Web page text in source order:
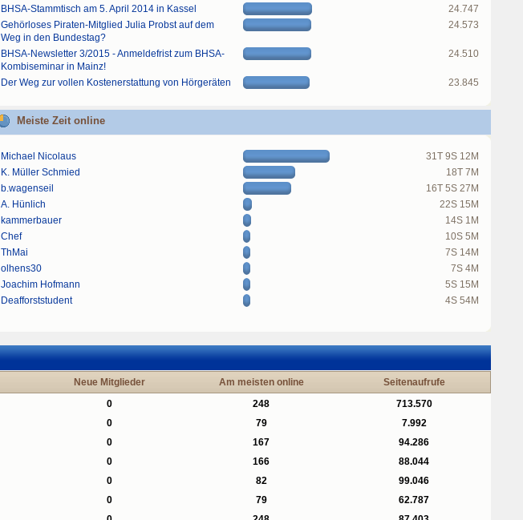
BHSA-Stammtisch am 5. April 2014 in Kassel
24.747
Gehörloses Piraten-Mitglied Julia Probst auf dem
Weg in den Bundestag?
24.573
BHSA-Newsletter 3/2015 - Anmeldefrist zum BHSA-
Kombiseminar in Mainz!
24.510
Der Weg zur vollen Kostenerstattung von Hörgeräten 23.845
Meiste Zeit online
Michael Nicolaus
31T 9S 12M
K. Müller Schmied
18T 7M
b.wagenseil
16T 5S 27M
A. Hünlich
22S 15M
kammerbauer
14S 1M
Chef
10S 5M
ThMai
7S 14M
olhens30
7S 4M
Joachim Hofmann
5S 15M
Deafforststudent
4S 54M
Neue Mitglieder Am meisten online
Seitenaufrufe
0 248
713.570
0 79
7.992
0 167
94.286
0 166
88.044
0 82
99.046
0 79
62.787